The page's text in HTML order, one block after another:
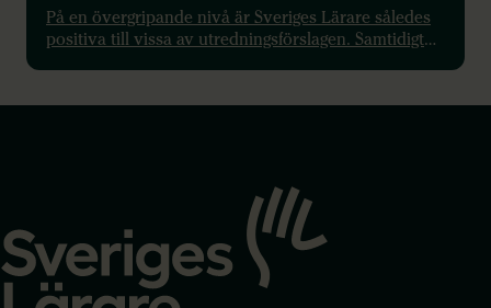
På en övergripande nivå är Sveriges Lärare således
positiva till vissa av utredningsförslagen. Samtidigt
sin helhet riskerar vi att få en ännu mer
startsidan